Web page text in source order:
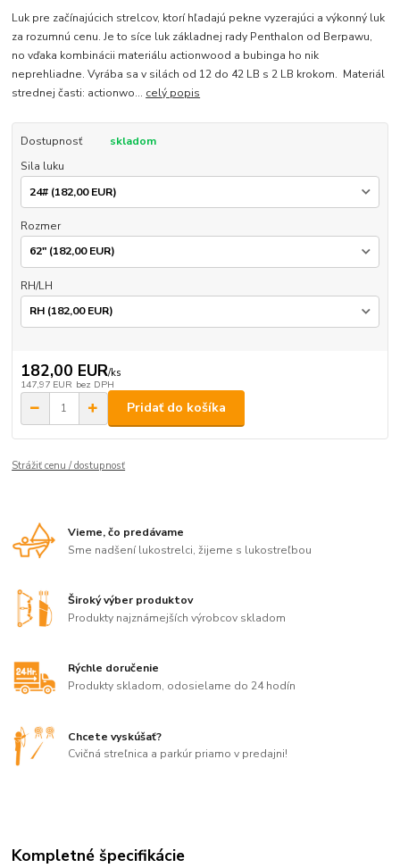
Luk pre začínajúcich strelcov, ktorí hľadajú pekne vyzerajúci a výkonný luk
za rozumnú cenu. Je to síce luk základnej rady Penthalon od Berpawu,
no vďaka kombinácii materiálu actionwood a bubinga ho nik
neprehliadne. Vyrába sa v silách od 12 do 42 LB s 2 LB krokom. Materiál
strednej časti: actionwo... celý popis
Dostupnosť
skladom
Sila luku
Rozmer
RH/LH
182,00 EUR/ks
147,97 EUR bez DPH
Pridať do košíka
Strážiť cenu / dostupnosť
Vieme, čo predávame
Sme nadšení lukostrelci, žijeme s lukostreľbou
Široký výber produktov
Produkty najznámejších výrobcov skladom
Rýchle doručenie
Produkty skladom, odosielame do 24 hodín
Chcete vyskúšať?
Cvičná streľnica a parkúr priamo v predajni!
Kompletné špecifikácie